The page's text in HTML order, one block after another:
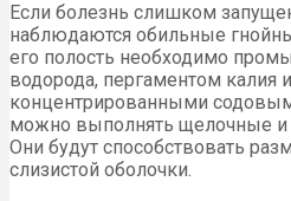
Если болезнь слишком
наблюдаются обильные
его полость необходимо
водорода, пергаментом калия
концентрированными
можно выполнять щелочные и
Они будут способствовать
слизистой оболочки.